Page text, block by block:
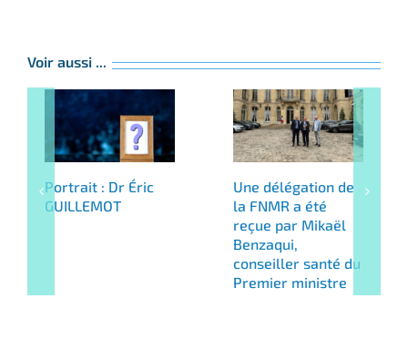
Voir aussi ...
Portrait : Dr Éric
GUILLEMOT
Une délégation de
la FNMR a été
reçue par Mikaël
Benzaqui,
conseiller santé du
Premier ministre